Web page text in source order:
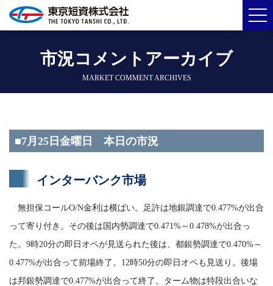
市況コメントアーカイブ
MARKET COMMENT ARCHIVES
■7月25日金曜日 本日の市況
インターバンク市場
無担保コールO/N金利は横ばい。足許は地銀調達で0.477%が出合
って寄り付き。その後は国内勢調達で0.471%～0.478%が出合っ
た。9時20分の即日オペが見送られた後は、都銀勢調達で0.470%～
0.477%が出合って前場終了。12時50分の即日オペも見送り。後場
は邦銀勢調達で0.477%が出合って終了。ターム物は特段出合いな